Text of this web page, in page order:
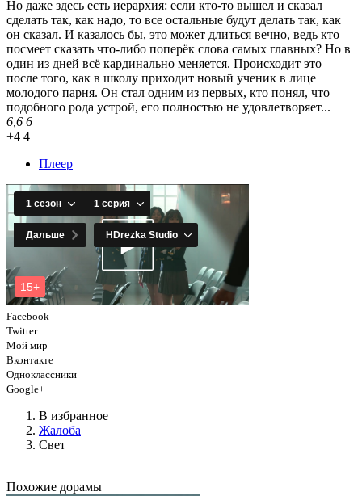
Но даже здесь есть иерархия: если кто-то вышел и сказал
сделать так, как надо, то все остальные будут делать так, как
он сказал. И казалось бы, это может длиться вечно, ведь кто
посмеет сказать что-либо поперёк слова самых главных? Но в
один из дней всё кардинально меняется. Происходит это
после того, как в школу приходит новый ученик в лице
молодого парня. Он стал одним из первых, кто понял, что
подобного рода устрой, его полностью не удовлетворяет...
6,6 6
+4 4
Плеер
Facebook
Twitter
Мой мир
Вконтакте
Одноклассники
Google+
В избранное
Жалоба
Свет
Похожие дорамы